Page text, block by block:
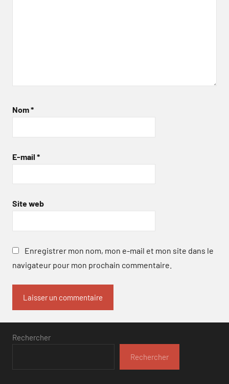
Nom*
E-mail *
Site web
Enregistrer mon nom, mon e-mail et mon site dans le
navigateur pour mon prochain commentaire.
Rechercher
Rechercher